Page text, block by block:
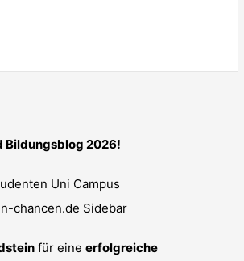
Bildungsblog 2026!
für eine erfolgreiche